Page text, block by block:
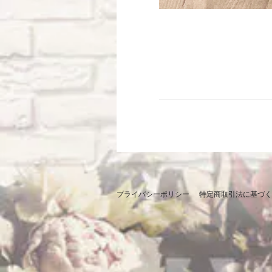
プライバシーポリシー 特定商取引法に基づ